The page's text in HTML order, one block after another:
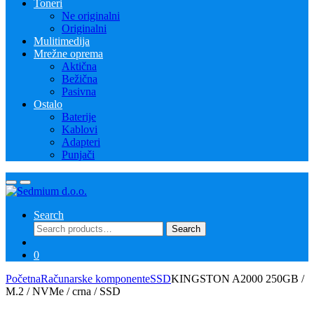
Toneri
Ne originalni
Originalni
Mulitimedija
Mrežne oprema
Aktična
Bežična
Pasivna
Ostalo
Baterije
Kablovi
Adapteri
Punjači
Search
Search
for:
Search
0
PočetnaRačunarske komponenteSSDKINGSTON A2000 250GB /
M.2 / NVMe / crna / SSD